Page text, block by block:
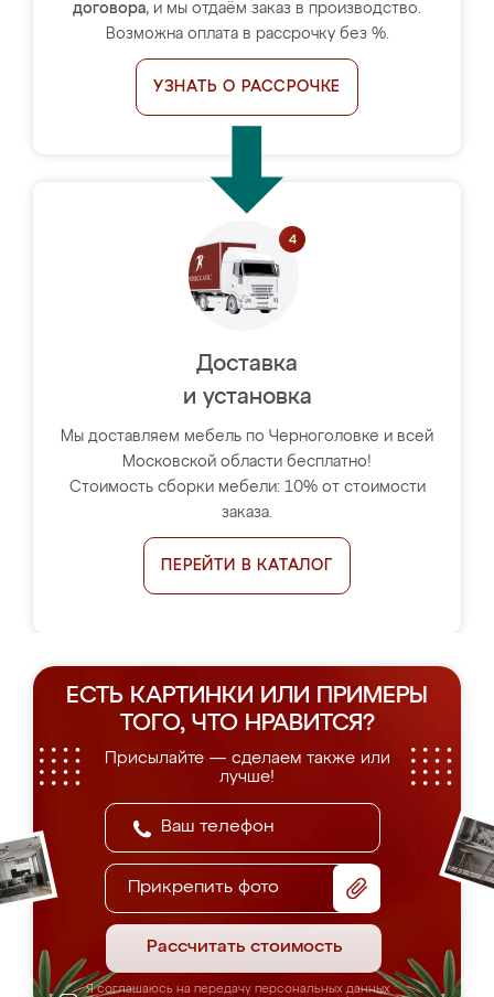
договора, и мы отдаём заказ в производство.
Возможна оплата в рассрочку без %.
УЗНАТЬ О РАССРОЧКЕ
Доставка
и установка
Мы доставляем мебель по Черноголовке и всей
Московской области бесплатно!
Стоимость сборки мебели: 10% от стоимости
заказа.
ПЕРЕЙТИ В КАТАЛОГ
ЕСТЬ КАРТИНКИ ИЛИ ПРИМЕРЫ
ТОГО, ЧТО НРАВИТСЯ?
Присылайте — сделаем также или
лучше!
Прикрепить фото
Рассчитать стоимость
Я соглашаюсь на передачу персональных данных